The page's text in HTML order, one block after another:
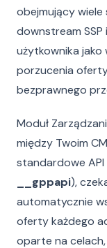
obejmujący wiele
downstream
użytkownika jako
porzucenia
bezprawnego
Moduł
między Twoim
standardowe API
__gppapi),
automatycznie
oferty każdego
oparte na celach,